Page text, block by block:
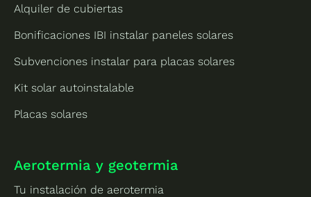
Alquiler de cubiertas
Bonificaciones IBI instalar paneles solares
Subvenciones instalar para placas solares
Kit solar autoinstalable
Placas solares
Aerotermia y geotermia
Tu instalación de aerotermia